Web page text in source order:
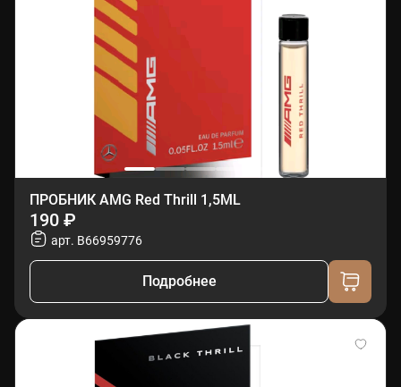
ПРОБНИК AMG Red Thrill 1,5ML
190 ₽
арт. B66959776
Подробнее